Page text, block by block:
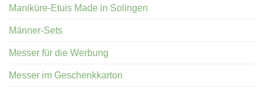
Maniküre-Etuis Made in Solingen
Männer-Sets
Messer für die Werbung
Messer im Geschenkkarton